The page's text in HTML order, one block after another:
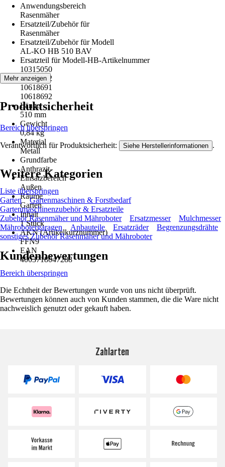
Anwendungsbereich
Rasenmäher
Ersatzteil/Zubehör für
Rasenmäher
Ersatzteil/Zubehör für Modell
AL-KO HB 510 BAV
Ersatzteil für Modell-HB-Artikelnummer
10315050
10315052
10618691
10618692
Länge
510 mm
Gewicht
0,84 kg
Material
Metall
Grundfarbe
Anthrazit
Einsatzbereich
Außen
Räume
Garten
Inhalt
1 Stück
AKN (Artikelkurznummer)
FFN9
EAN
4003718047288
Mehr anzeigen
Produktsicherheit
Bereich überspringen
Verantwortlich für Produktsicherheit: Siehe Herstellerinformationen .
Weitere Kategorien
Liste überspringen
Garten
Gartenmaschinen & Forstbedarf
Gartenmaschinenzubehör & Ersatzteile
Zubehör Rasenmäher und Mähroboter
Ersatzmesser
Mulchmesser
Mährobotergaragen
Anbauteile Ersatzräder
Begrenzungsdrähte
sonstiges Zubehör Rasenmäher und Mähroboter
Kundenbewertungen
Bereich überspringen
Die Echtheit der Bewertungen wurde von uns nicht überprüft.
Bewertungen können auch von Kunden stammen, die die Ware nicht
nachweislich genutzt oder gekauft haben.
Zahlarten